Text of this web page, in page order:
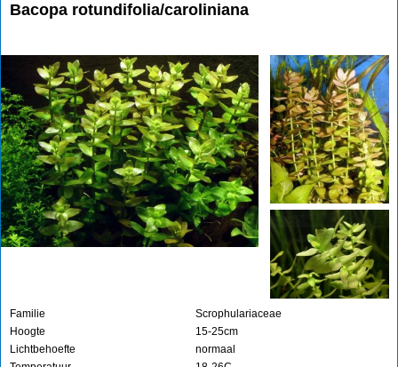
Bacopa rotundifolia/caroliniana
Familie
Scrophulariaceae
Hoogte
15-25cm
Lichtbehoefte
normaal